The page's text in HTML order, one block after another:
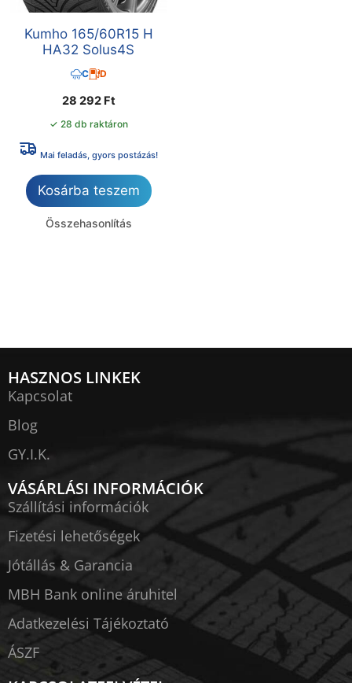
Kumho 165/60R15 H
HA32 Solus4S
C D
28 292 Ft
✓ 28 db raktáron
Mai feladás, gyors postázás!
Kosárba teszem
Összehasonlítás
HASZNOS LINKEK
Kapcsolat
Blog
GY.I.K.
VÁSÁRLÁSI INFORMÁCIÓK
Szállítási információk
Fizetési lehetőségek
Jótállás & Garancia
MBH Bank online áruhitel
Adatkezelési Tájékoztató
ÁSZF